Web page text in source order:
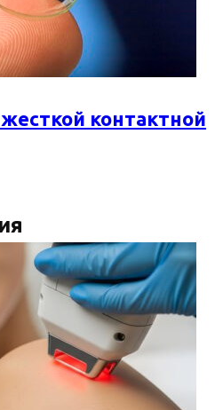
контактной